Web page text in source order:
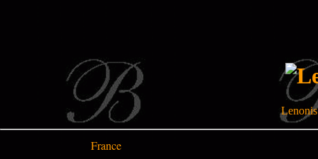
France